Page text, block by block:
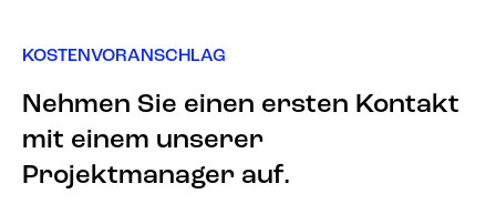
KOSTENVORANSCHLAG
Nehmen Sie einen ersten Kontakt
mit einem unserer
Projektmanager auf.